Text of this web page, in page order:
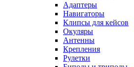
Адаптеры
Навигаторы
Клипсы для кейсов
Окуляры
Антенны
Крепления
Рулетки